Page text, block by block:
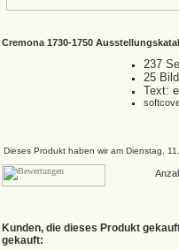
Cremona 1730-1750
237
25
Text:
Dieses Produkt haben wir am Dienstag,
Kunden, die dieses Produkt
gekauft: